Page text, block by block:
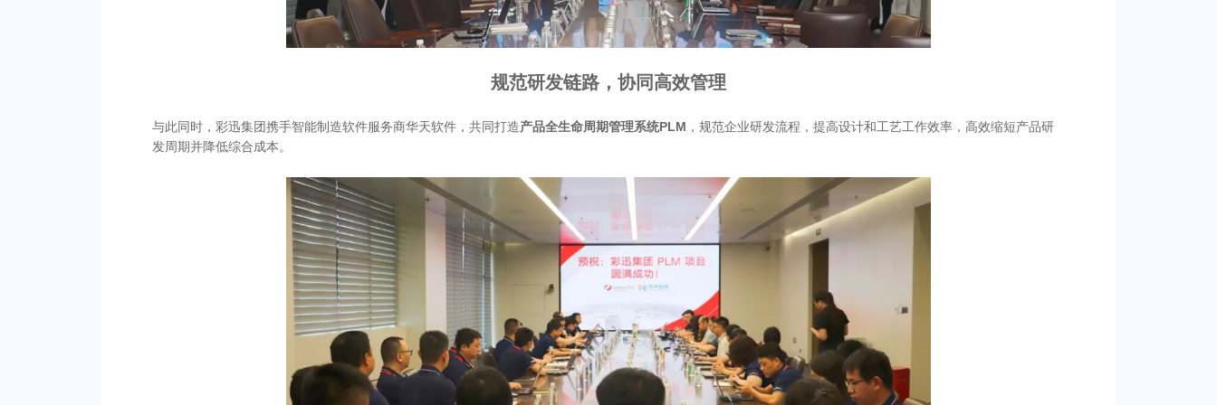
规范研发链路，协同高效管理
与此同时，彩迅集团携手智能制造软件服务商华天软件，共同打造产品全生命周期管理系统PLM ，规范企业研发流程，提高设计和工艺工作效率，高效缩短产品研
发周期并降低综合成本。